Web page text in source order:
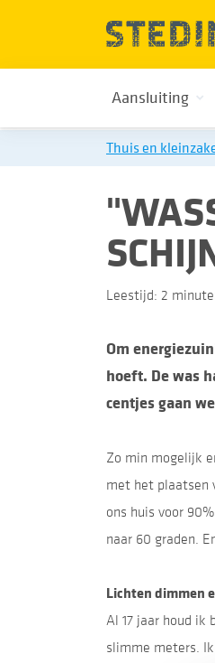
Aansluiting
Thuis en
Leestijd: 2
Om
hoeft. De was
centjes gaan
Zo min mogelijk
met het plaatsen
ons huis voor
naar 60 graden.
Lichten dimmen
Al 17 jaar houd
slimme meters.